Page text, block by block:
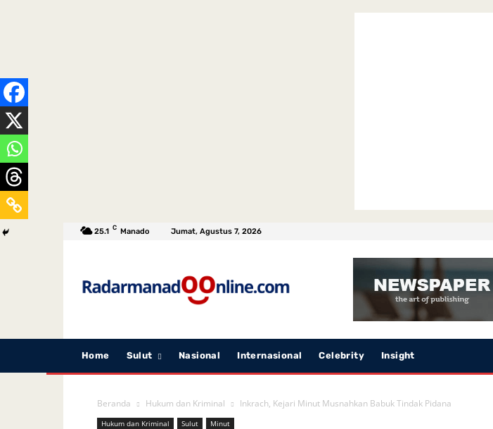
25.1 C Manado Jumat, Agustus 7, 2026
Home Sulut Nasional Internasional Celebrity Insight
Beranda Hukum dan Kriminal Inkrach, Kejari Minut Musnahkan Babuk Tindak Pidana
Hukum dan Kriminal Sulut Minut